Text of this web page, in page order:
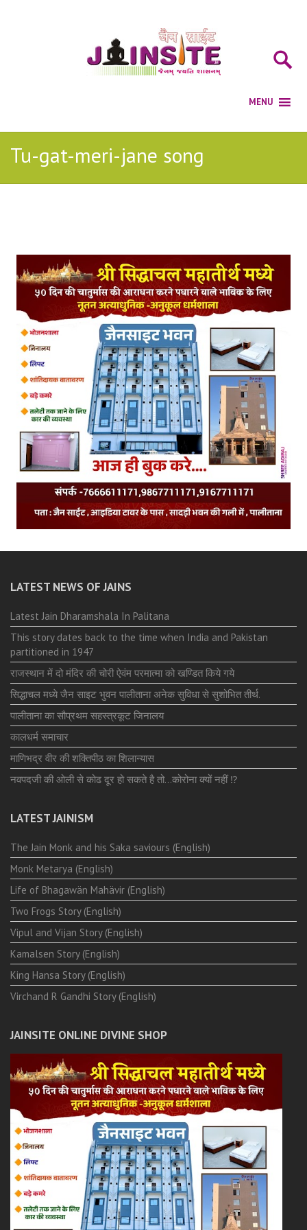
Tu-gat-meri-jane song
LATEST NEWS OF JAINS
Latest Jain Dharamshala In Palitana
This story dates back to the time when India and Pakistan
partitioned in 1947
राजस्थान में दो मंदिर की चोरी ऐवंम परमात्मा को खण्डित किये गये
सिद्धाचल मध्ये जैन साइट भुवन पालीताना अनेक सुविधा से सुशोभित तीर्थ.
पालीताना का सौप्रथम सहस्त्रकूट जिनालय
कालधर्म समाचार
माणिभद्र वीर की शक्तिपीठ का शिलान्यास
नवपदजी की ओली से कोढ दूर हो सकते है तो…कोरोना क्यों नहीं ⁉️
LATEST JAINISM
The Jain Monk and his Saka saviours (English)
Monk Metarya (English)
Life of Bhagawän Mahävir (English)
Two Frogs Story (English)
Vipul and Vijan Story (English)
Kamalsen Story (English)
King Hansa Story (English)
Virchand R Gandhi Story (English)
JAINSITE ONLINE DIVINE SHOP